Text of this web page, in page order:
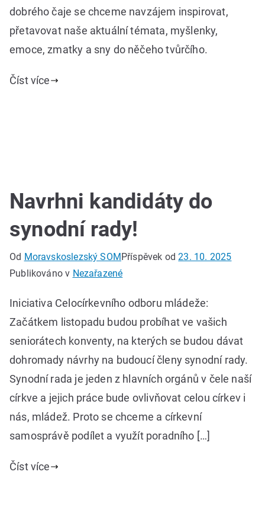
dobrého čaje se chceme navzájem inspirovat,
přetavovat naše aktuální témata, myšlenky,
emoce, zmatky a sny do něčeho tvůrčího.
Číst více
Navrhni kandidáty do
synodní rady!
Od Moravskoslezský SOMPříspěvek od23. 10. 2025
Publikováno v Nezařazené
Iniciativa Celocírkevního odboru mládeže:
Začátkem listopadu budou probíhat ve vašich
seniorátech konventy, na kterých se budou dávat
dohromady návrhy na budoucí členy synodní rady.
Synodní rada je jeden z hlavních orgánů v čele naší
církve a jejich práce bude ovlivňovat celou církev i
nás, mládež. Proto se chceme a církevní
samosprávě podílet a využít poradního […]
Číst více